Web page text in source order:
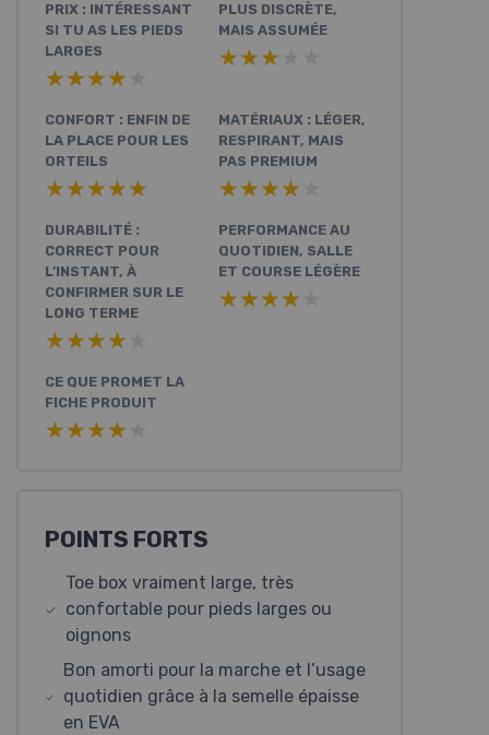
PRIX : INTÉRESSANT
SI TU AS LES PIEDS
LARGES
★★★★★
★★★★★
PLUS DISCRÈTE,
MAIS ASSUMÉE
★★★★★
★★★★★
CONFORT : ENFIN DE
LA PLACE POUR LES
ORTEILS
★★★★★
★★★★★
MATÉRIAUX : LÉGER,
RESPIRANT, MAIS
PAS PREMIUM
★★★★★
★★★★★
DURABILITÉ :
CORRECT POUR
L’INSTANT, À
CONFIRMER SUR LE
LONG TERME
★★★★★
★★★★★
PERFORMANCE AU
QUOTIDIEN, SALLE
ET COURSE LÉGÈRE
★★★★★
★★★★★
CE QUE PROMET LA
FICHE PRODUIT
★★★★★
★★★★★
POINTS FORTS
Toe box vraiment large, très
confortable pour pieds larges ou
oignons
Bon amorti pour la marche et l’usage
quotidien grâce à la semelle épaisse
en EVA